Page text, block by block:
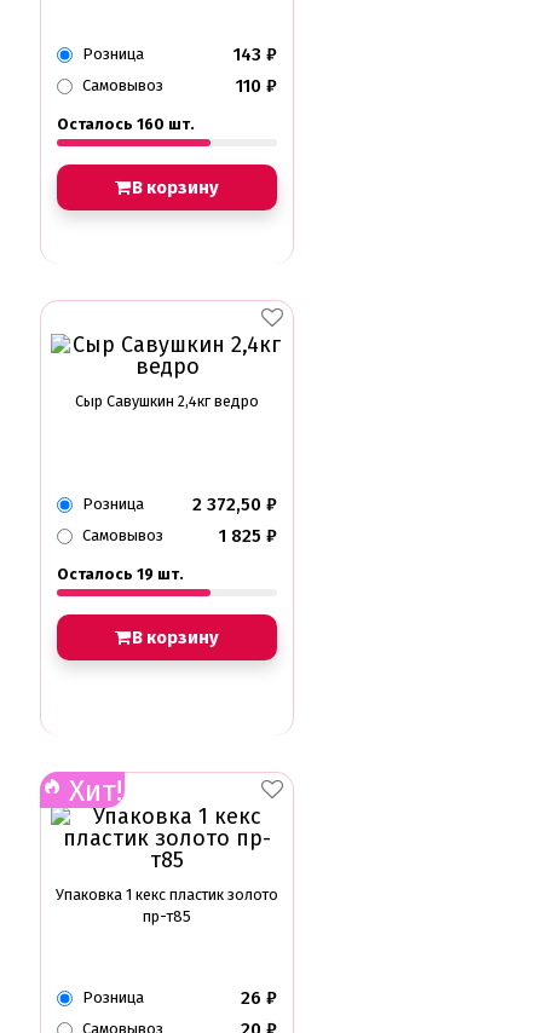
Розница 143 ₽
Самовывоз 110 ₽
Осталось 160 шт.
В корзину
Сыр Савушкин 2,4кг ведро
Розница 2 372,50 ₽
Самовывоз 1 825 ₽
Осталось 19 шт.
В корзину
Хит!
Упаковка 1 кекс пластик золото
пр-т85
Розница 26 ₽
Самовывоз